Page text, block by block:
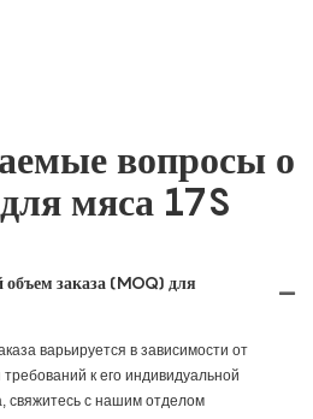
вопросы о
мяса 17S
заказа (MOQ) для
варьируется в зависимости от
требований к его индивидуальной
свяжитесь с нашим отделом